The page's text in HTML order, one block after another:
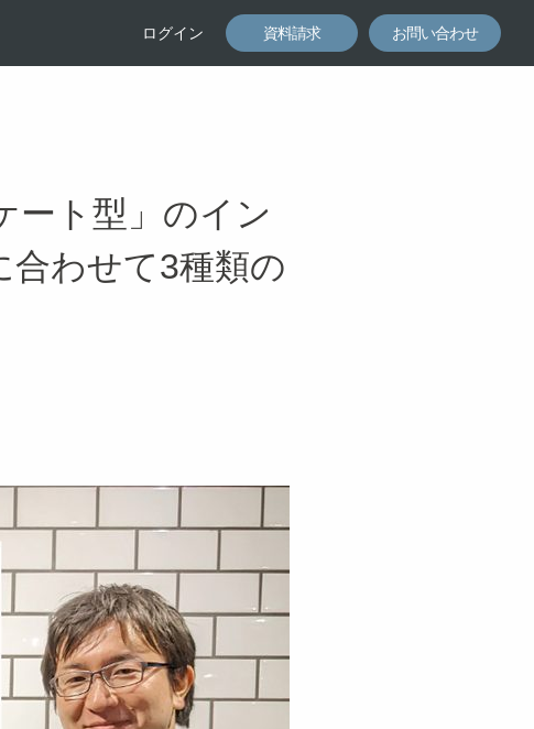
ログイン 資料請求 お問い合わせ
ート型」のイン
合わせて3種類の